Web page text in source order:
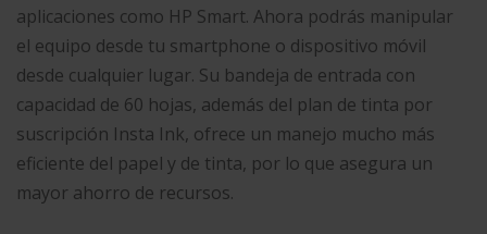
aplicaciones como HP Smart. Ahora podrás manipular
el equipo desde tu smartphone o dispositivo móvil
desde cualquier lugar. Su bandeja de entrada con
capacidad de 60 hojas, además del plan de tinta por
suscripción Insta Ink, ofrece un manejo mucho más
eficiente del papel y de tinta, por lo que asegura un
mayor ahorro de recursos.